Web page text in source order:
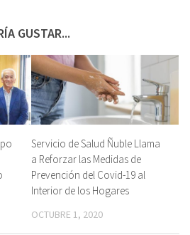
GUSTAR...
Servicio de Salud Ñuble Llama
a Reforzar las Medidas de
Prevención del Covid-19 al
Interior de los Hogares
OCTUBRE 1, 2020